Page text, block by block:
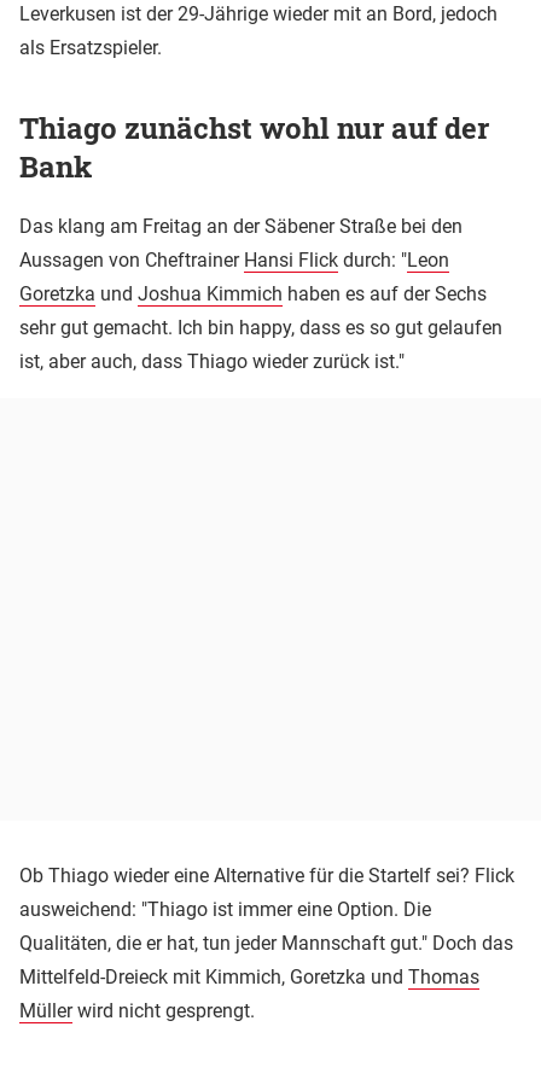
Leverkusen ist der 29-Jährige wieder mit an Bord, jedoch
als Ersatzspieler.
Thiago zunächst wohl nur auf der
Bank
Das klang am Freitag an der Säbener Straße bei den
Aussagen von Cheftrainer Hansi Flick durch: "Leon
Goretzka und Joshua Kimmich haben es auf der Sechs
sehr gut gemacht. Ich bin happy, dass es so gut gelaufen
ist, aber auch, dass Thiago wieder zurück ist."
Ob Thiago wieder eine Alternative für die Startelf sei? Flick
ausweichend: "Thiago ist immer eine Option. Die
Qualitäten, die er hat, tun jeder Mannschaft gut." Doch das
Mittelfeld-Dreieck mit Kimmich, Goretzka und Thomas
Müllerwird nicht gesprengt.